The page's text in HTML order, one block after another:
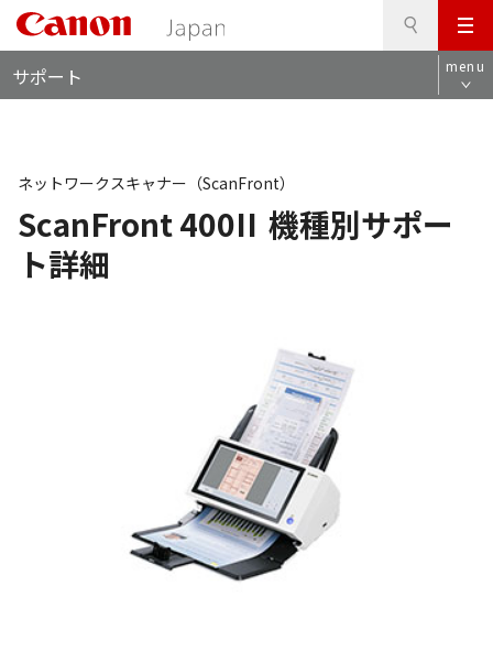
メ
ニ
ュ
サポート menu
ScanFront 400II 機種別サポー
ト詳細
ネットワークスキャナー（ScanFront）